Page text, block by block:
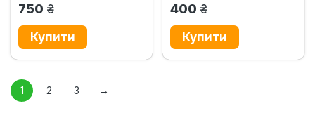
750 грн. 400 грн.
1 2 3 →